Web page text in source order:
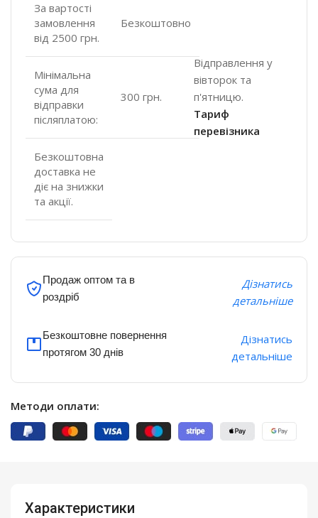
За вартості
замовлення
від 2500 грн.
Безкоштовно
Мінімальна
сума для
відправки
післяплатою:
300 грн.
Безкоштовна
доставка не
діє на знижки
та акції.
Відправлення у
вівторок та
п'ятницю.
Тариф
перевізника
Продаж оптом та в
роздріб
Дізнатись
детальніше
Безкоштовне повернення
протягом 30 днів
Дізнатись
детальніше
Методи оплати:
Характеристики